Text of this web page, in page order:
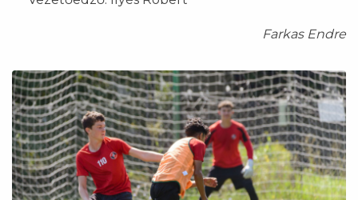
Farkas Endre